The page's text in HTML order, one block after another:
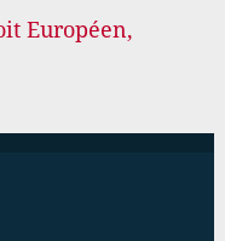
Européen,